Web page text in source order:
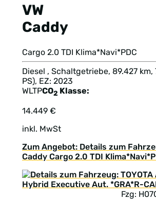
VW
Caddy
Cargo 2.0 TDI Klima*Navi*PDC
Diesel , Schaltgetriebe, 89.427 km,
PS), EZ: 2023
WLTPCO2 Klasse:
14.449 €
inkl. MwSt
Zum Angebot: Details zum
Caddy Cargo 2.0 TDI
Fzg: